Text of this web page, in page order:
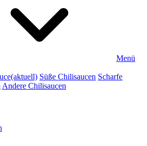
Menü
(aktuell) Süße Chilisaucen Scharfe
Andere Chilisaucen